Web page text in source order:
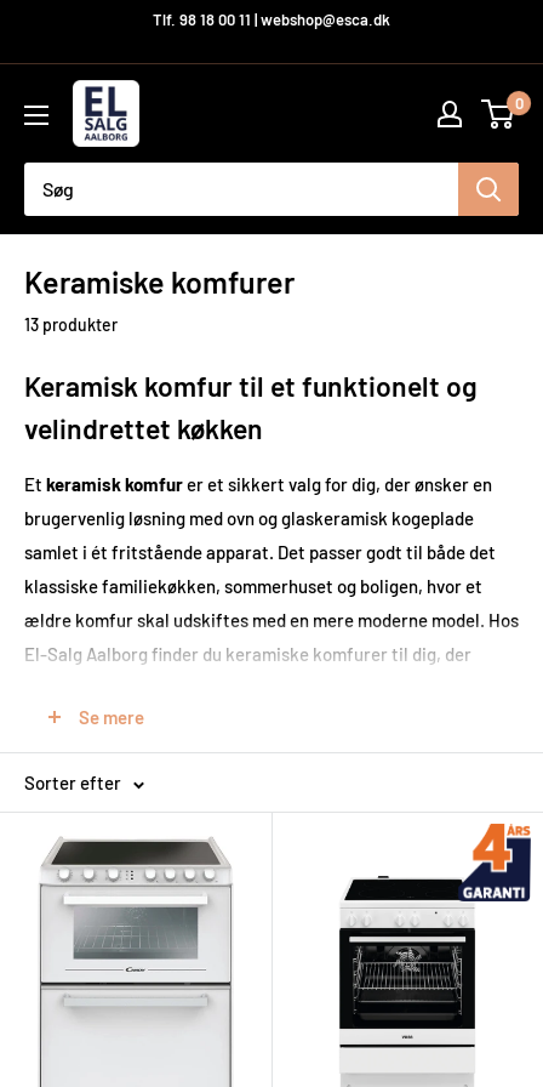
Tlf. 98 18 00 11 | webshop@esca.dk
El-
Salg
Aalborg
A/S
0
Keramiske komfurer
13 produkter
Keramisk komfur til et funktionelt og
velindrettet køkken
Et keramisk komfurer et sikkert valg for dig, der ønsker en
brugervenlig løsning med ovn og glaskeramisk kogeplade
samlet i ét fritstående apparat. Det passer godt til både det
klassiske familiekøkken, sommerhuset og boligen, hvor et
ældre komfur skal udskiftes med en mere moderne model. Hos
El-Salg Aalborg finder du keramiske komfurer til dig, der
pænt udtryk i køkkenet.
glaskeramiske overflade er nem at rengøre, og de tydelige
kogezoner gør det overskueligt at styre madlavningen.
Samtidig får du en ovn, der kan klare alt fra hverdagsretter og
bagning til større måltider, hvor kapacitet og jævn
varmefordeling har betydning.
Er du i tvivl om, hvorvidt du skal vælge keramisk, gas eller
induktion, kan du også se vores samlede udvalg afkomfurer
Se mere
Sorter efter